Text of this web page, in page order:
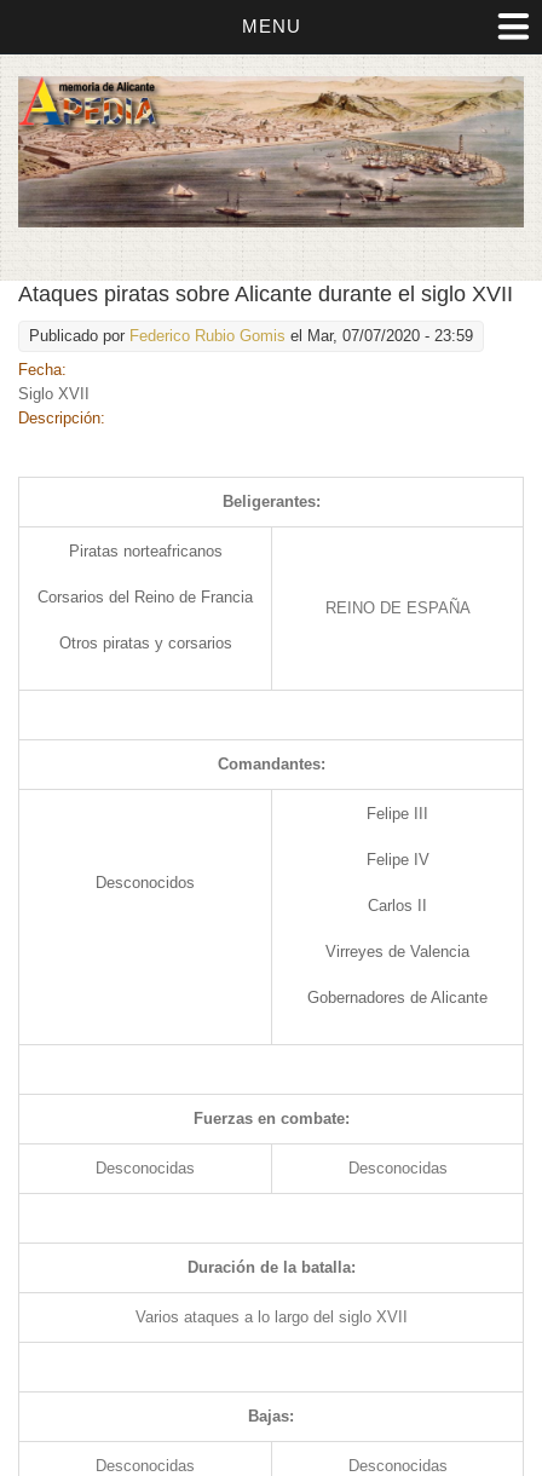
MENU
Ataques piratas sobre Alicante durante el siglo XVII
Publicado por Federico Rubio Gomis el Mar, 07/07/2020 - 23:59
Fecha:
Siglo XVII
Descripción:
Beligerantes:
Piratas norteafricanos
Corsarios del Reino de Francia
Otros piratas y corsarios
REINO DE ESPAÑA
Comandantes:
Desconocidos
Felipe III
Felipe IV
Carlos II
Virreyes de Valencia
Gobernadores de Alicante
Fuerzas en combate:
Desconocidas Desconocidas
Duración de la batalla:
Varios ataques a lo largo del siglo XVII
Bajas:
Desconocidas Desconocidas